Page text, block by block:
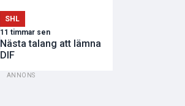
SHL
11 timmar sen
Nästa talang att lämna
DIF
ANNONS